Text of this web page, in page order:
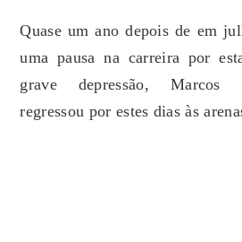
Quase um ano depois de em
uma pausa na carreira por
grave depressão, Marcos
regressou por estes dias às